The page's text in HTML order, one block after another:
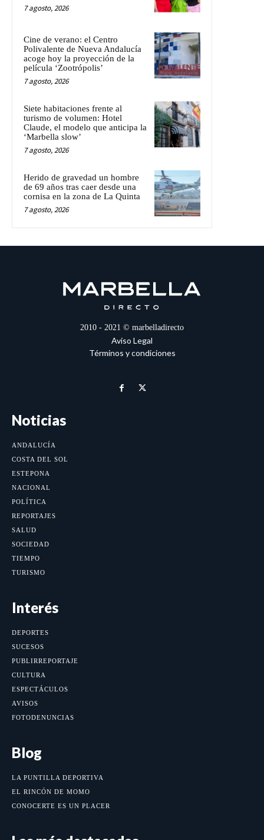
7 agosto, 2026
Cine de verano: el Centro
Polivalente de Nueva Andalucía
acoge hoy la proyección de la
película ‘Zootrópolis’
7 agosto, 2026
Siete habitaciones frente al
turismo de volumen: Hotel
Claude, el modelo que anticipa la
‘Marbella slow’
7 agosto, 2026
Herido de gravedad un hombre
de 69 años tras caer desde una
cornisa en la zona de La Quinta
7 agosto, 2026
2010 - 2021 © marbelladirecto
Aviso Legal
Términos y condiciones
Noticias
ANDALUCÍA
COSTA DEL SOL
ESTEPONA
NACIONAL
POLÍTICA
REPORTAJES
SALUD
SOCIEDAD
TIEMPO
TURISMO
Interés
DEPORTES
SUCESOS
PUBLIRREPORTAJE
CULTURA
ESPECTÁCULOS
AVISOS
FOTODENUNCIAS
Blog
LA PUNTILLA DEPORTIVA
EL RINCÓN DE MOMO
CONOCERTE ES UN PLACER